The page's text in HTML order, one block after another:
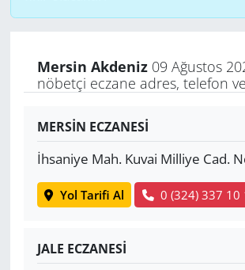
Mersin Akdeniz09 Ağustos
nöbetçi eczane adres, telefon
MERSİN ECZANESİ
İhsaniye Mah. Kuvai Milliye Cad.
Yol Tarifi Al 0 (324) 337 10
JALE ECZANESİ
SAĞLIK
SPOR
Yerel